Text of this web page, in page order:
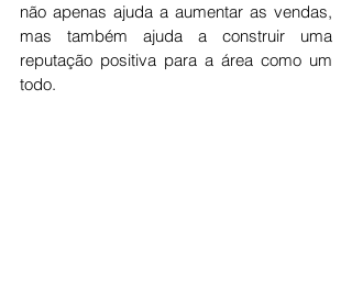
não apenas ajuda a aumentar as vendas,
mas também ajuda a construir uma
reputação positiva para a área como um
todo.